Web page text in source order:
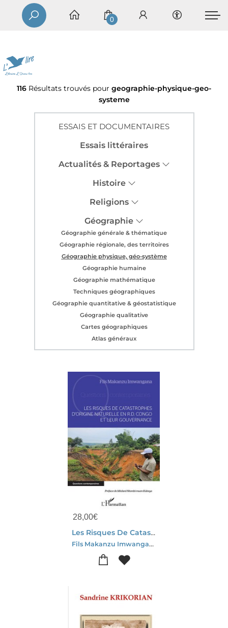
0
116 Résultats trouvés pour geographie-physique-geo-
systeme
ESSAIS ET DOCUMENTAIRES
Essais littéraires
Actualités & Reportages
Histoire
Religions
Géographie
Géographie générale & thématique
Géographie régionale, des territoires
Géographie physique, géo-système
Géographie humaine
Géographie mathématique
Techniques géographiques
Géographie quantitative & géostatistique
Géographie qualitative
Cartes géographiques
Atlas généraux
28,00€
Les Risques De Catastrophes D'origine Naturelle En R.d. Congo Et Leur Gouvernance
Fils Makanzu Imwangana